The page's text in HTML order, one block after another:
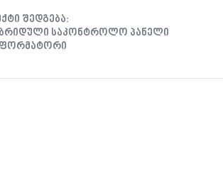
შედგება:
საკონტროლო პანელი